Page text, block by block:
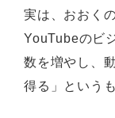
実は、おおく
YouTubeのビ
数を増やし、
得る」という